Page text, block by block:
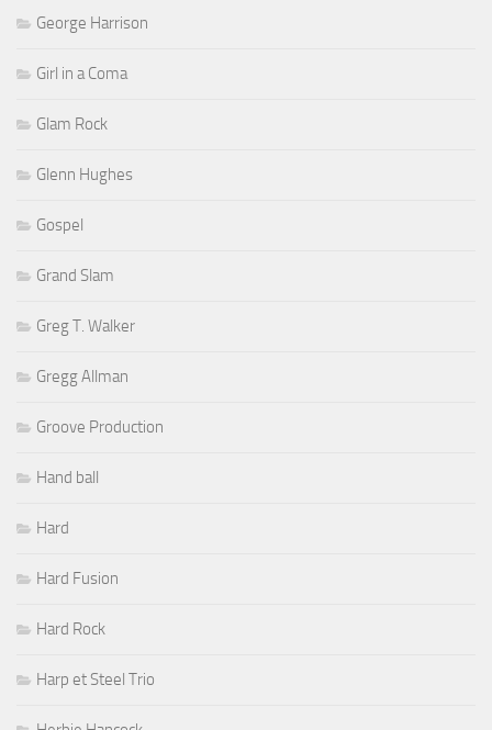
George Harrison
Girl in a Coma
Glam Rock
Glenn Hughes
Gospel
Grand Slam
Greg T. Walker
Gregg Allman
Groove Production
Hand ball
Hard
Hard Fusion
Hard Rock
Harp et Steel Trio